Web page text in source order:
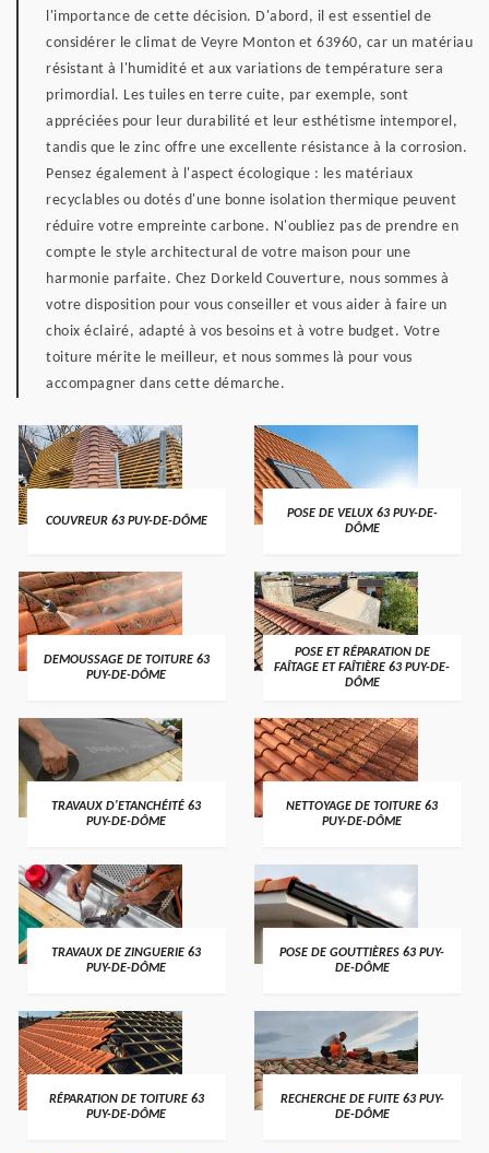
l'importance de cette décision. D'abord, il est essentiel de
considérer le climat de Veyre Monton et 63960, car un matériau
résistant à l'humidité et aux variations de température sera
primordial. Les tuiles en terre cuite, par exemple, sont
appréciées pour leur durabilité et leur esthétisme intemporel,
tandis que le zinc offre une excellente résistance à la corrosion.
Pensez également à l'aspect écologique : les matériaux
recyclables ou dotés d'une bonne isolation thermique peuvent
réduire votre empreinte carbone. N'oubliez pas de prendre en
compte le style architectural de votre maison pour une
harmonie parfaite. Chez Dorkeld Couverture, nous sommes à
votre disposition pour vous conseiller et vous aider à faire un
choix éclairé, adapté à vos besoins et à votre budget. Votre
toiture mérite le meilleur, et nous sommes là pour vous
accompagner dans cette démarche.
COUVREUR 63 PUY-DE-DÔME
POSE DE VELUX 63 PUY-DE-
DÔME
DEMOUSSAGE DE TOITURE 63
PUY-DE-DÔME
POSE ET RÉPARATION DE
FAÎTAGE ET FAÎTIÈRE 63 PUY-DE-
DÔME
TRAVAUX D'ETANCHÉITÉ 63
PUY-DE-DÔME
NETTOYAGE DE TOITURE 63
PUY-DE-DÔME
TRAVAUX DE ZINGUERIE 63
PUY-DE-DÔME
POSE DE GOUTTIÈRES 63 PUY-
DE-DÔME
RÉPARATION DE TOITURE 63
PUY-DE-DÔME
RECHERCHE DE FUITE 63 PUY-
DE-DÔME